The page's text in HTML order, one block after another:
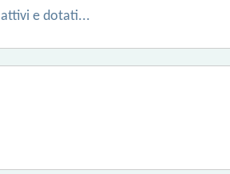
e dotati...